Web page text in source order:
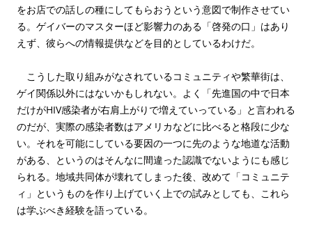
をお店での話しの種にしてもらおうという意図で制作させてい
る。ゲイバーのマスターほど影響力のある「啓発の口」はあり
えず、彼らへの情報提供などを目的としているわけだ。
こうした取り組みがなされているコミュニティや繁華街は、
ゲイ関係以外にはないかもしれない。よく「先進国の中で日本
だけがHIV感染者が右肩上がりで増えていっている」と言われる
のだが、実際の感染者数はアメリカなどに比べると格段に少な
い。それを可能にしている要因の一つに先のような地道な活動
がある、というのはそんなに間違った認識でないようにも感じ
られる。地域共同体が壊れてしまった後、改めて「コミュニテ
ィ」というものを作り上げていく上での試みとしても、これら
は学ぶべき経験を語っている。